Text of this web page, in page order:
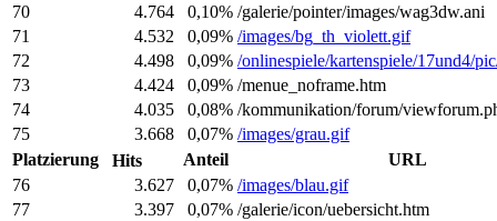
70
4.764 0,10% /galerie/pointer/images/wag3dw.ani
71
4.532 0,09% /images/bg_th_violett.gif
72
4.498 0,09% /onlinespiele/kartenspiele/17und4/
73
4.424 0,09% /menue_noframe.htm
74
4.035 0,08% /kommunikation/forum/
75
3.668 0,07% /images/grau.gif
Platzierung
Hits Anteil
URL
76
3.627 0,07% /images/blau.gif
77
3.397 0,07% /galerie/icon/uebersicht.htm